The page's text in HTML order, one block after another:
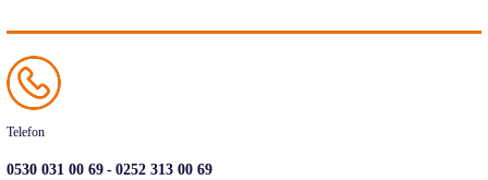
Telefon
0530 031 00 69-0252 313 00 69